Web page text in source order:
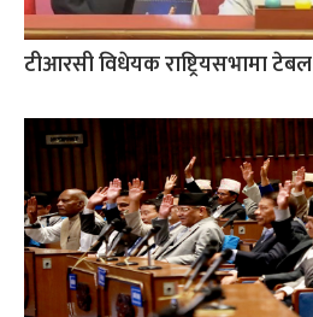
टीआरसी विधेयक राष्ट्रियसभामा टेबल